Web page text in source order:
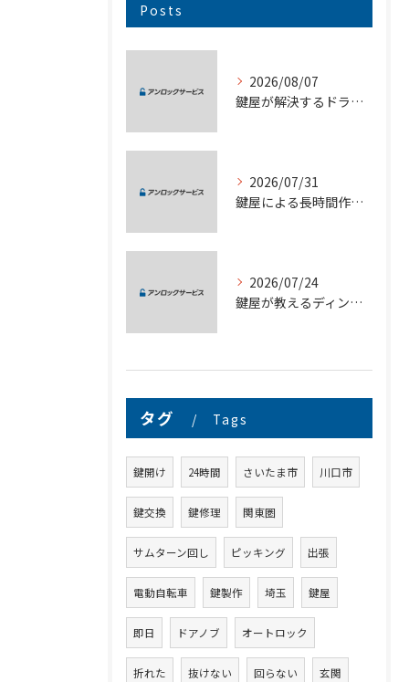
Posts
2026/08/07
鍵屋が解決するドライブロックの安全な解除方法と費用や対応のポイント
2026/07/31
鍵屋による長時間作業も安心の埼玉県さいたま市対応サービス徹底ガイド
2026/07/24
鍵屋が教えるディンプルキー合鍵作成と複製のリスク対策完全ガイド
タグ Tags
鍵開け 24時間 さいたま市 川口市
鍵交換 鍵修理 関東圏
サムターン回し ピッキング 出張
電動自転車 鍵製作 埼玉 鍵屋
即日 ドアノブ オートロック
折れた 抜けない 回らない 玄関